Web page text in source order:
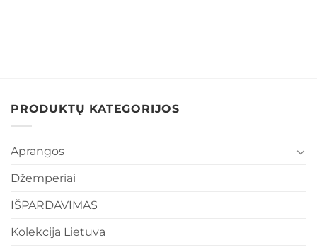
PRODUKTŲ KATEGORIJOS
Aprangos
Džemperiai
IŠPARDAVIMAS
Kolekcija Lietuva